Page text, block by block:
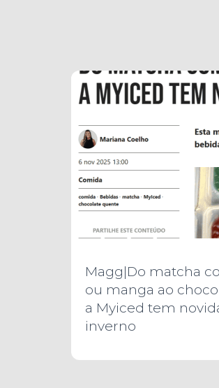
Magg|Do matcha
ou manga ao
a Myiced tem
inverno